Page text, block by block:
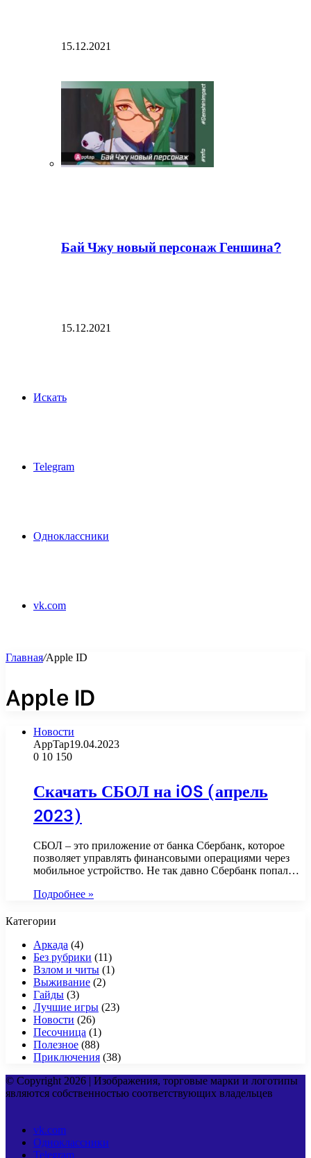
15.12.2021
Бай Чжу новый персонаж Геншина?
15.12.2021
Искать
Telegram
Одноклассники
vk.com
Главная/Apple ID
Apple ID
Новости
AppTap19.04.2023
0 10 150
Скачать СБОЛ на iOS (апрель
2023)
СБОЛ – это приложение от банка Сбербанк, которое
позволяет управлять финансовыми операциями через
мобильное устройство. Не так давно Сбербанк попал…
Подробнее »
Категории
Аркада (4)
Без рубрики (11)
Взлом и читы (1)
Выживание (2)
Гайды (3)
Лучшие игры (23)
Новости (26)
Песочница (1)
Полезное (88)
Приключения (38)
© Copyright 2026 | Изображения, торговые марки и логотипы
являются собственностью соответствующих владельцев
vk.com
Одноклассники
Telegram